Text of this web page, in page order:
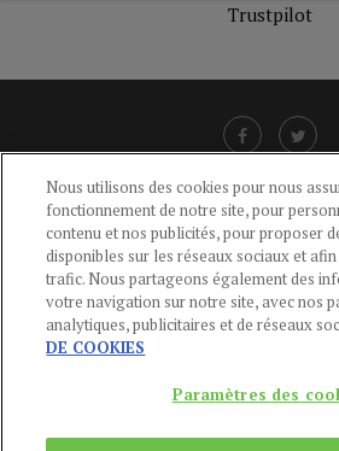
Trustpilot
LIENS UTILES
CGU-POLITIQUE DE CONFIDENTIALITÉ -
MENTIONS LÉGALES -
CONTACT
Du Lundi au Vendredi, 9h-13h
Nous utilisons des cookies pour nous
fonctionnement de notre site, pour
contenu et nos publicités, pour proposer
disponibles sur les réseaux sociaux et
trafic. Nous partageons également des
votre navigation sur notre site, avec nos
analytiques, publicitaires et de réseaux
DE COOKIES
Paramètres des